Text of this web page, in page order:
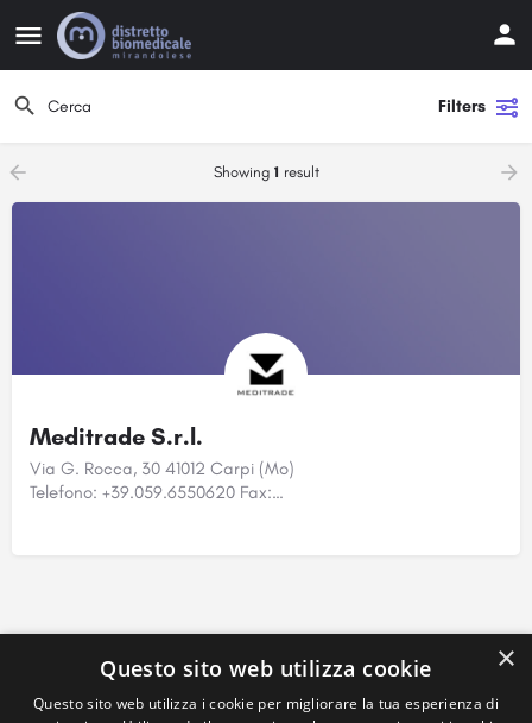
Filters
Showing 1 result
Meditrade S.r.l.
Via G. Rocca, 30 41012 Carpi (Mo)
Telefono: +39.059.6550620 Fax:…
×
Questo sito web utilizza cookie
Questo sito web utilizza i cookie per migliorare la tua esperienza di